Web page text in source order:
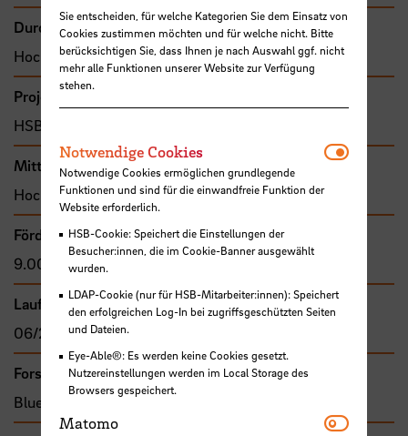
Durchführende Organisation
Hochschule Bremen, Fakultät 5
Projekttyp
HSB-intern gefördertes Projekt
Mittel- bzw. Auftragsgeber
Hochschule Bremen, F&E-Fonds
Förder- bzw. Auftragssumme
9.000,00 €
Laufzeit
06/2021 - 07/2022
Forschungs- und Transfercluster
Blue Sciences
Sie entscheiden, für welche Kategorien Sie dem Einsatz von
Cookies zustimmen möchten und für welche nicht. Bitte
berücksichtigen Sie, dass Ihnen je nach Auswahl ggf. nicht
mehr alle Funktionen unserer Website zur Verfügung
stehen.
Notwendige Cookies
Notwendige Cookies ermöglichen grundlegende
Funktionen und sind für die einwandfreie Funktion der
Website erforderlich.
HSB-Cookie: Speichert die Einstellungen der
Besucher:innen, die im Cookie-Banner ausgewählt
wurden.
LDAP-Cookie (nur für HSB-Mitarbeiter:innen): Speichert
den erfolgreichen Log-In bei zugriffsgeschützten Seiten
und Dateien.
Eye-Able®: Es werden keine Cookies gesetzt.
Nutzereinstellungen werden im Local Storage des
Browsers gespeichert.
Matomo Matomo